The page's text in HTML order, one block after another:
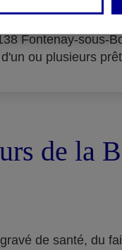
– SA au capital de
Fontenay-sous-
ou plusieurs
de la
de santé, du